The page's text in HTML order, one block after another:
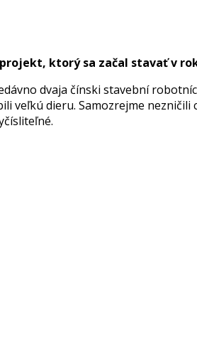
ktorý sa začal stavať v
dvaja čínski stavební
veľkú dieru. Samozrejme